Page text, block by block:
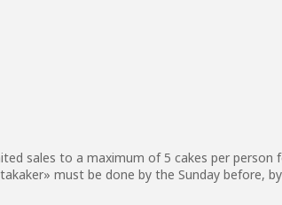
sales to a maximum of 5 cakes per
must be done by the Sunday before,